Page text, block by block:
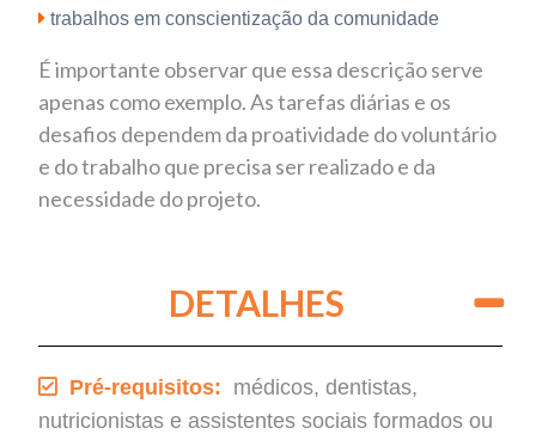
trabalhos em conscientização da comunidade
É importante observar que essa descrição serve
apenas como exemplo. As tarefas diárias e os
desafios dependem da proatividade do voluntário
e do trabalho que precisa ser realizado e da
necessidade do projeto.
DETALHES
Pré-requisitos: médicos, dentistas,
nutricionistas e assistentes sociais formados ou